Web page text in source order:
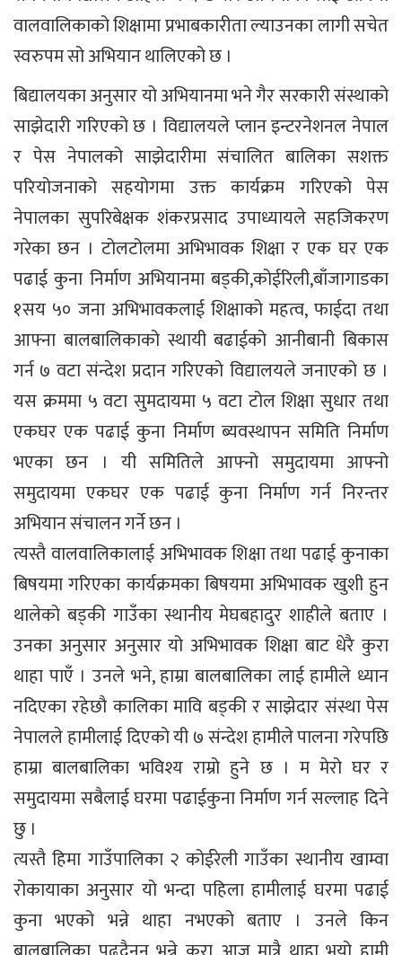
वालवालिकाको शिक्षामा प्रभाबकारीता ल्याउनका लागी सचेत
स्वरुपम सो अभियान थालिएको छ ।
बिद्यालयका अनुसार यो अभियानमा भने गैर सरकारी संस्थाको
साझेदारी गरिएको छ । विद्यालयले प्लान इन्टरनेशनल नेपाल
र पेस नेपालको साझेदारीमा संचालित बालिका सशक्त
परियोजनाको सहयोगमा उक्त कार्यक्रम गरिएको पेस
नेपालका सुपरिबेक्षक शंकरप्रसाद उपाध्यायले सहजिकरण
गरेका छन । टोलटोलमा अभिभावक शिक्षा र एक घर एक
पढाई कुना निर्माण अभियानमा बड्की,कोईरिली,बाँजागाडका
१सय ५० जना अभिभावकलाई शिक्षाको महत्व, फाईदा तथा
आफ्ना बालबालिकाको स्थायी बढाईको आनीबानी बिकास
गर्न ७ वटा संन्देश प्रदान गरिएको विद्यालयले जनाएको छ ।
यस क्रममा ५ वटा सुमदायमा ५ वटा टोल शिक्षा सुधार तथा
एकघर एक पढाई कुना निर्माण ब्यवस्थापन समिति निर्माण
भएका छन । यी समितिले आफ्नो समुदायमा आफ्नो
समुदायमा एकघर एक पढाई कुना निर्माण गर्न निरन्तर
अभियान संचालन गर्ने छन ।
त्यस्तै वालवालिकालाई अभिभावक शिक्षा तथा पढाई कुनाका
बिषयमा गरिएका कार्यक्रमका बिषयमा अभिभावक खुशी हुन
थालेको बड्की गाउँका स्थानीय मेघबहादुर शाहीले बताए ।
उनका अनुसार अनुसार यो अभिभावक शिक्षा बाट धेरै कुरा
थाहा पाएँ । उनले भने, हाम्रा बालबालिका लाई हामीले ध्यान
नदिएका रहेछौ कालिका मावि बड्की र साझेदार संस्था पेस
नेपालले हामीलाई दिएको यी ७ संन्देश हामीले पालना गरेपछि
हाम्रा बालबालिका भविश्य राम्रो हुने छ । म मेरो घर र
समुदायमा सबैलाई घरमा पढाईकुना निर्माण गर्न सल्लाह दिने
छु ।
त्यस्तै हिमा गाउँपालिका २ कोईरेली गाउँका स्थानीय खाम्वा
रोकायाका अनुसार यो भन्दा पहिला हामीलाई घरमा पढाई
कुना भएको भन्ने थाहा नभएको बताए । उनले किन